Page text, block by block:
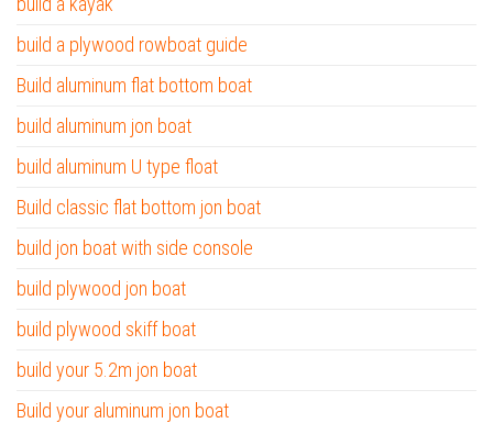
build a plywood rowboat guide
Build aluminum flat bottom boat
build aluminum jon boat
build aluminum U type float
Build classic flat bottom jon boat
build jon boat with side console
build plywood jon boat
build plywood skiff boat
build your 5.2m jon boat
Build your aluminum jon boat